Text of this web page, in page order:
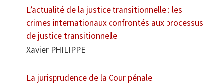
L’actualité de la justice transitionnelle : les
crimes internationaux confrontés aux processus
de justice transitionnelle
Xavier PHILIPPE
La jurisprudence de la Cour pénale